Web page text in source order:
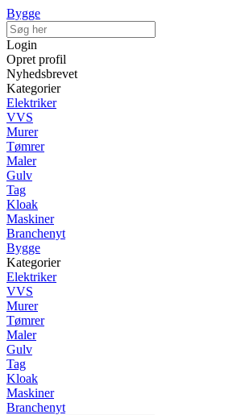
Bygge
Login
Opret profil
Nyhedsbrevet
Kategorier
Elektriker
VVS
Murer
Tømrer
Maler
Gulv
Tag
Kloak
Maskiner
Branchenyt
Bygge
Kategorier
Elektriker
VVS
Murer
Tømrer
Maler
Gulv
Tag
Kloak
Maskiner
Branchenyt